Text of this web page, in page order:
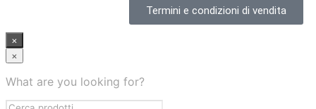
Termini e condizioni di vendita
×
×
What are you looking for?